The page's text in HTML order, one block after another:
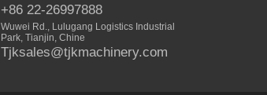
+86 22-26997888
Wuwei Rd., Lulugang Logistics Industrial
Park, Tianjin, Chine
Tjksales@tjkmachinery.com